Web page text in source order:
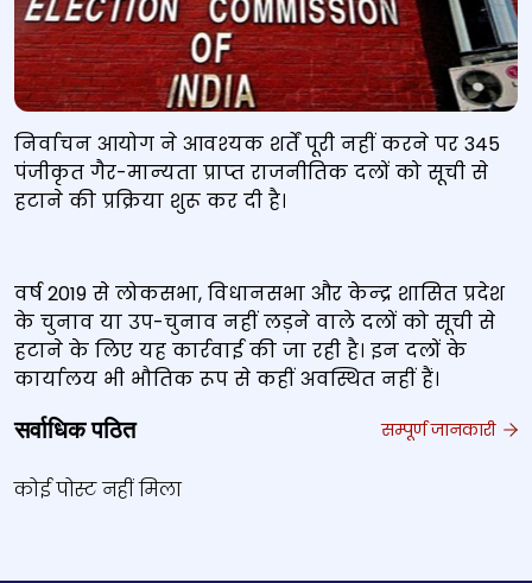
निर्वाचन आयोग ने आवश्‍यक शर्तें पूरी नहीं करने पर 345
पंजीकृत गैर-मान्‍यता प्राप्‍त राजनीतिक दलों को सूची से
हटाने की प्रक्रिया शुरू कर दी है।
वर्ष 2019 से लोकसभा, विधानसभा और केन्‍द्र शासित प्रदेश
के चुनाव या उप-चुनाव नहीं लड़ने वाले दलों को सूची से
हटाने के लिए यह कार्रवाई की जा रही है। इन दलों के
कार्यालय भी भौतिक रूप से कहीं अवस्थित नहीं हैं।
सर्वाधिक पठित सम्पूर्ण जानकारी
कोई पोस्ट नहीं मिला